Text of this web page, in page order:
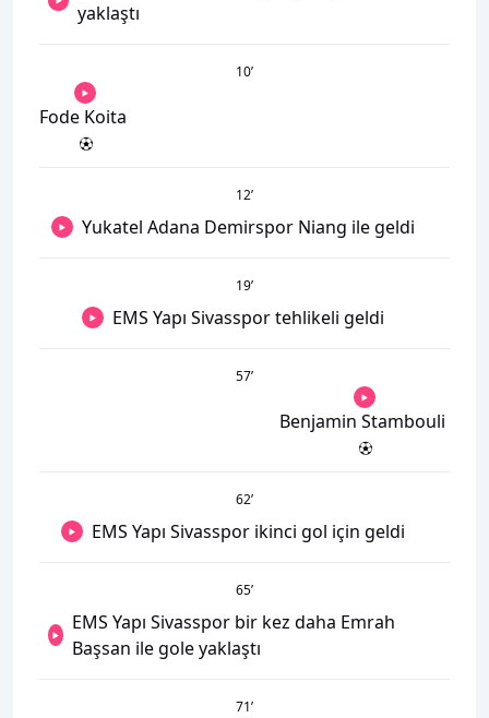
yaklaştı
10’
Fode Koita
12’
Yukatel Adana Demirspor Niang ile geldi
19’
EMS Yapı Sivasspor tehlikeli geldi
57’
Benjamin Stambouli
62’
EMS Yapı Sivasspor ikinci gol için geldi
65’
EMS Yapı Sivasspor bir kez daha Emrah
Başsan ile gole yaklaştı
71’